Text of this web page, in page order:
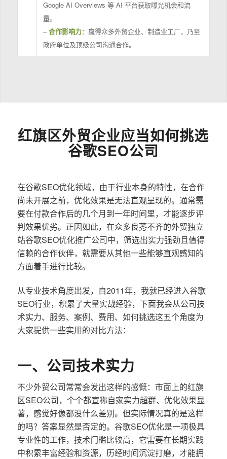
Google AI Overviews 等 AI 平台获取曝光机会和流
量。
–合作影响力：赢得众多外贸企业、制造业工厂，乃至
政府单位及顶级公司沟通合作。
红旗区外贸企业应当如何挑选
谷歌SEO公司
在谷歌SEO优化领域，由于行业本身的特性，在合作
尚未开展之前，优化效果是无法直观呈现的。通常需
要在付款合作后的几个月到一年时间里，才能逐步评
判效果优劣。正因如此，在众多良莠不齐的外贸独立
站谷歌SEO优化推广公司中，筛选出实力强劲且值得
信赖的合作伙伴，就需要从其他一些能够直观感知的
方面着手进行比较。
从专业技术角度出发，自2011年，我就已经进入谷歌
SEO行业，积累了大量实战经验，下面我会从公司技
术实力、服务、案例、费用、如何挑选这五个角度为
大家提供一些实用的对比方法：
一、公司技术实力
不少外贸公司常常会发出这样的感慨：市面上的红旗
区SEO公司，个个都宣称自家实力超群、优化效果显
著，感觉好像都没什么差别。但实际情况真的是这样
的吗？答案显然是否定的。谷歌SEO优化是一项极具
专业性的工作，技术门槛比较高，它需要在长期实践
中积累丰富经验和资源，历经时间沉淀打磨，才能拥